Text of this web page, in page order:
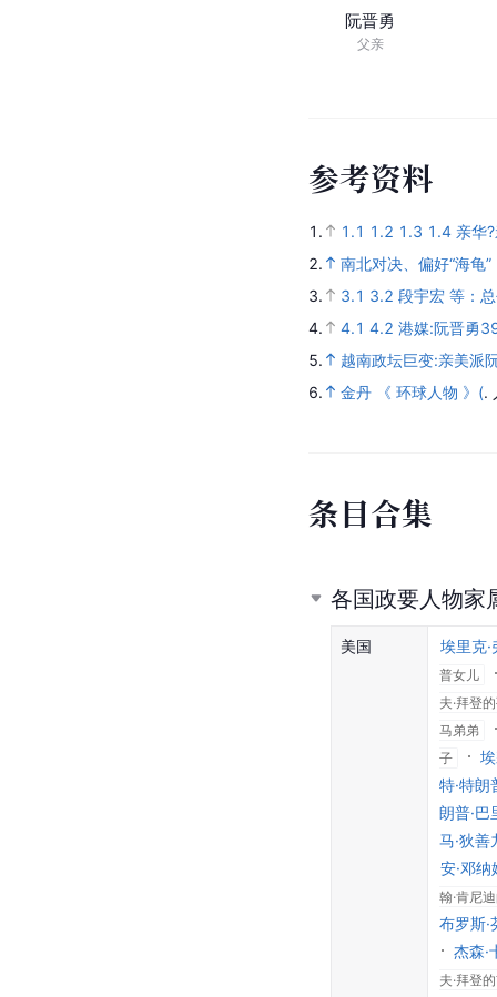
阮晋勇
父亲
参考资料
1. 1.1 1.2 1.3 1.4 亲华
2.
南北对决、偏好“海龟
3.
3.1 3.2 段宇宏 等：
4.
4.1 4.2 港媒:阮晋勇
5.
越南政坛巨变:亲美派
6.
金丹 《 环球人物 》(.
条目合集
各国政要人物家
美国 埃里克
普女儿
夫·拜登
马弟弟
子
特·特朗
朗普·巴
马·狄善
安·邓纳
翰·肯尼
布罗斯·
杰森·
夫·拜登